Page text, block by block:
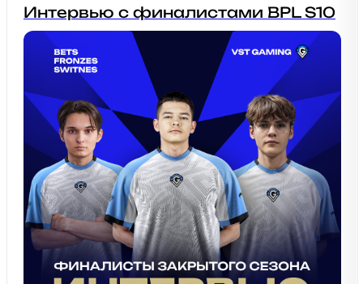
Интервью с финалистами BPL S10